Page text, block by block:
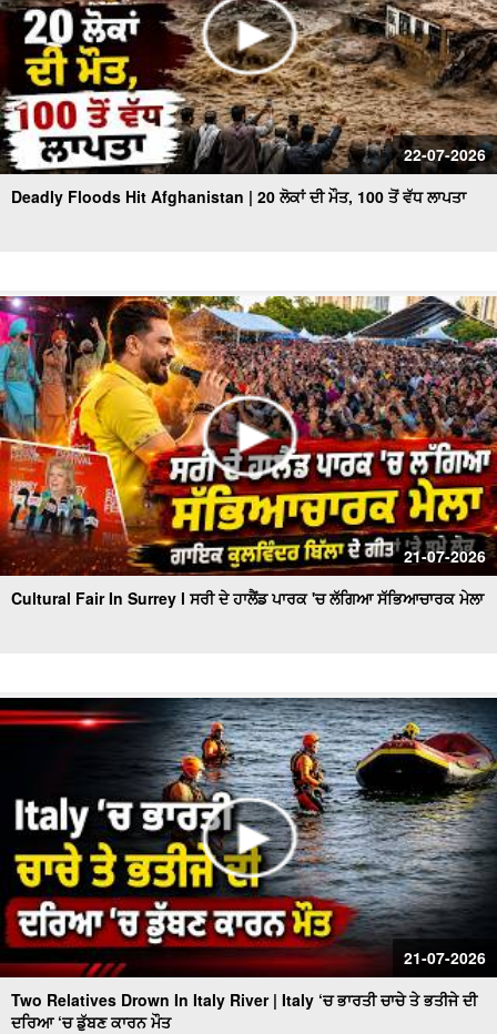
22-07-2026
Deadly Floods Hit Afghanistan | 20 ਲੋਕਾਂ ਦੀ ਮੌਤ, 100 ਤੋਂ ਵੱਧ ਲਾਪਤਾ
21-07-2026
Cultural Fair In Surrey l ਸਰੀ ਦੇ ਹਾਲੈਂਡ ਪਾਰਕ 'ਚ ਲੱਗਿਆ ਸੱਭਿਆਚਾਰਕ ਮੇਲਾ
21-07-2026
Two Relatives Drown In Italy River | Italy ‘ਚ ਭਾਰਤੀ ਚਾਚੇ ਤੇ ਭਤੀਜੇ ਦੀ
ਦਰਿਆ ‘ਚ ਡੁੱਬਣ ਕਾਰਨ ਮੌਤ